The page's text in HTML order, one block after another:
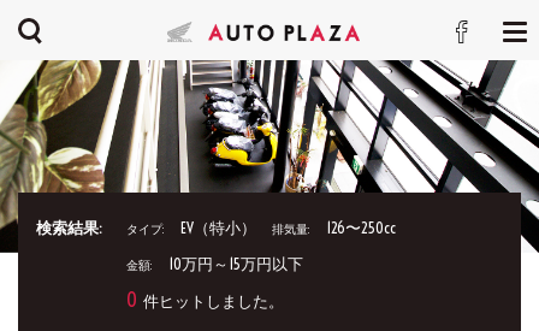
検索結果: タイプ: EV（特小） 排気量: 126〜250cc
金額: 10万円～15万円以下
0 件ヒットしました。